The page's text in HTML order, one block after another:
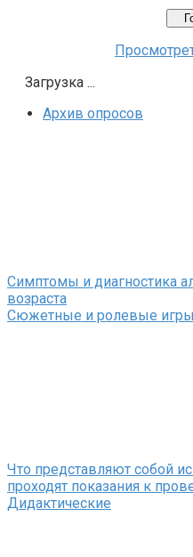
Загрузка ...
Архив опросов
Симптомы и диагностика
возраста
Сюжетные и ролевые игры
Что представляют собой
проходят показания к
Дидактические